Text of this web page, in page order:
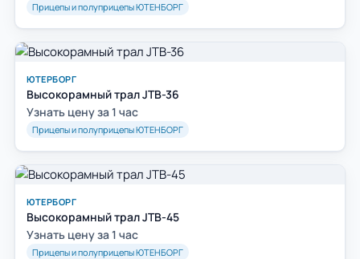
Прицепы и полуприцепы ЮТЕНБОРГ
ЮТЕРБОРГ
Высокорамный трал JTB-36
Узнать цену за 1 час
Прицепы и полуприцепы ЮТЕНБОРГ
ЮТЕРБОРГ
Высокорамный трал JTB-45
Узнать цену за 1 час
Прицепы и полуприцепы ЮТЕНБОРГ